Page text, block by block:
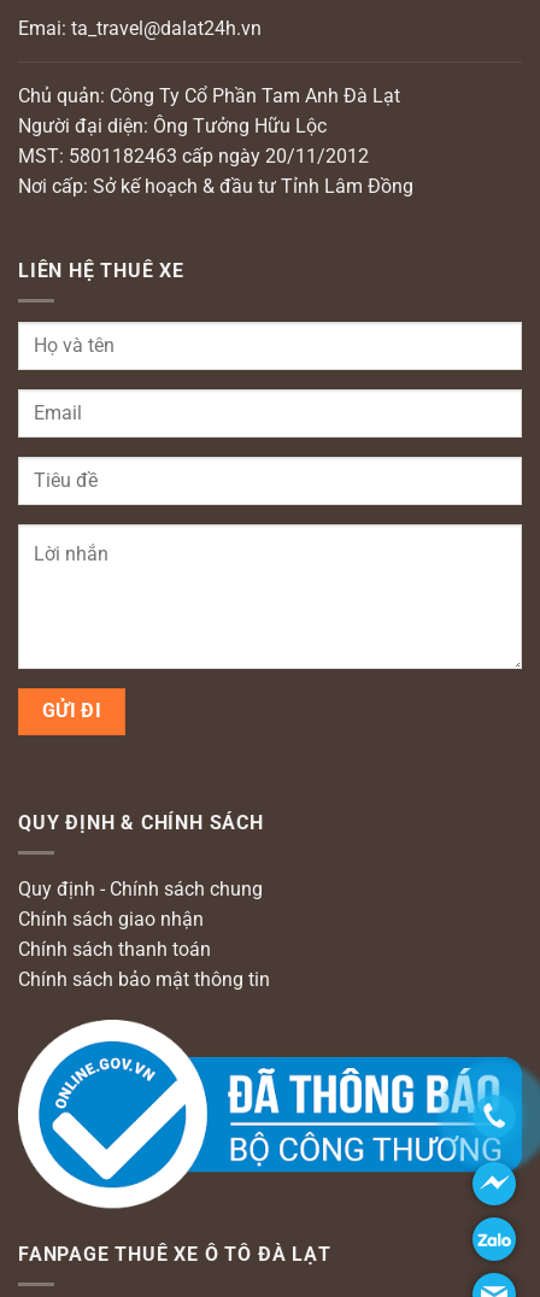
Emai: ta_travel@dalat24h.vn
Chủ quản: Công Ty Cổ Phần Tam Anh Đà Lạt
Người đại diện: Ông Tưởng Hữu Lộc
MST: 5801182463 cấp ngày 20/11/2012
Nơi cấp: Sở kế hoạch & đầu tư Tỉnh Lâm Đồng
LIÊN HỆ THUÊ XE
QUY ĐỊNH & CHÍNH SÁCH
Quy định - Chính sách chung
Chính sách giao nhận
Chính sách thanh toán
Chính sách bảo mật thông tin
FANPAGE THUÊ XE Ô TÔ ĐÀ LẠT